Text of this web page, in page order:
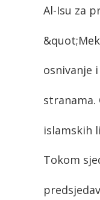
Al-Isu za
osnivanje
islamskih
Tokom